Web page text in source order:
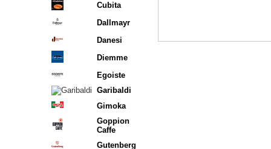
Cubita
Dallmayr
Danesi
Diemme
Egoiste
Garibaldi
Gimoka
Goppion
Caffe
Gutenberg